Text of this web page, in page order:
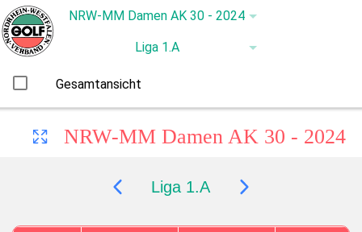
Gesamtansicht
NRW-MM Damen AK 30 - 2024
Liga 1.A